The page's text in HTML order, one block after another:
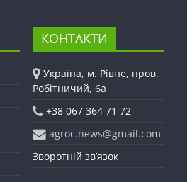
КОНТАКТИ
Україна, м. Рівне, пров.
Робітничий, 6а
+38 067 364 71 72
agroc.news@gmail.com
Зворотній зв’язок